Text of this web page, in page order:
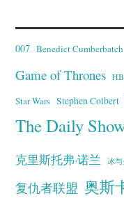
007 Benedict Cumberbatch
Game of Thrones
Star Wars Stephen Colbert
The Daily
克里斯托弗·诺兰 冰
复仇者联盟 奥斯